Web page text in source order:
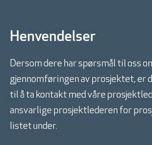
Henvendelser
Dersom dere har spørsmål til oss
gjennomføringen av prosjektet, er
til å ta kontakt med våre
ansvarlige prosjektlederen for
listet under.